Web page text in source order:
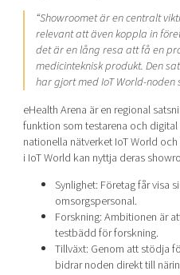
“Showroomet är en centralt
relevant att även koppla in
det är en lång resa att få en
medicinteknisk produkt. Den
har gjort med IoT World-
eHealth Arena är en regional
funktion som testarena och
nationella nätverket IoT World
i IoT World kan nyttja deras
Synlighet: Företag får visa
omsorgspersonal.
Forskning: Ambitionen är
testbädd för forskning.
Tillväxt: Genom att stödja
bidrar noden direkt till